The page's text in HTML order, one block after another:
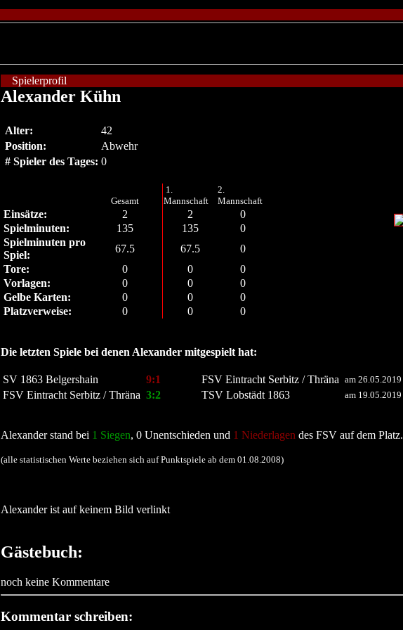
Spielerprofil
Alexander Kühn
Alter:
42
Position:
Abwehr
# Spieler des Tages: 0
Gesamt
1.
Mannschaft
2.
Mannschaft
Einsätze: 2 2
0
Spielminuten:
135 135
0
Spielminuten pro
Spiel:
67.5 67.5
0
Tore:
0 0
0
Vorlagen:
0 0
0
Gelbe Karten:
0 0
0
Platzverweise:
0 0 0
Die letzten Spiele bei denen Alexander mitgespielt hat:
SV 1863 Belgershain 9:1 FSV Eintracht Serbitz / Thräna am 26.05.2019
FSV Eintracht Serbitz / Thräna 3:2 TSV Lobstädt 1863 am 19.05.2019
Alexander stand bei 1 Siegen, 0 Unentschieden und 1 Niederlagen des FSV auf dem Platz.
(alle statistischen Werte beziehen sich auf Punktspiele ab dem 01.08.2008)
Alexander ist auf keinem Bild verlinkt
Gästebuch:
noch keine Kommentare
Kommentar schreiben: